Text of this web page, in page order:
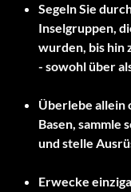
Segeln Sie
Inselgruppen,
wurden, bis hin
- sowohl über
Überlebe allein
Basen, sammle
und stelle
Erwecke